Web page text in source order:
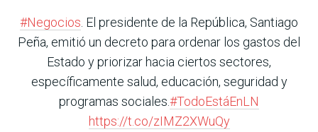
#Negocios . El presidente de la República, Santiago
Peña, emitió un decreto para ordenar los gastos del
Estado y priorizar hacia ciertos sectores,
específicamente salud, educación, seguridad y
programas sociales.#TodoEstáEnLN
https://t.co/zIMZ2XWuQy